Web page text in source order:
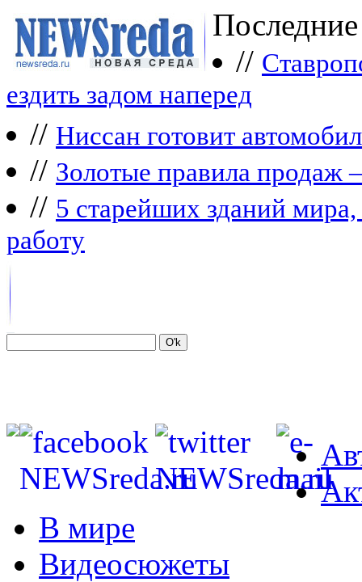
//
ездить задом наперед
// Ниссан готовит
// Зoлoтые прaвилa продаж
// 5 старейших зданий мира,
работу
В мире
Видеосюжеты